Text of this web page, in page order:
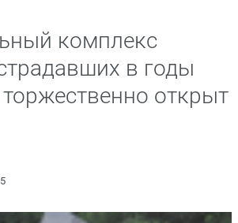
комплекс
в годы
открыт